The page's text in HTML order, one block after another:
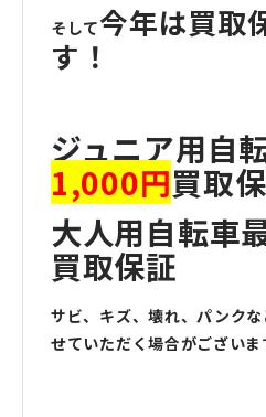
そして今年は買取
す！
ジュニア用自
1,000円買取
大人用自転車
買取保証
サビ、キズ、壊れ、パンク
せていただく場合がございま